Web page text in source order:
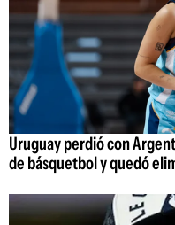
Uruguay perdió con
de básquetbol y quedó